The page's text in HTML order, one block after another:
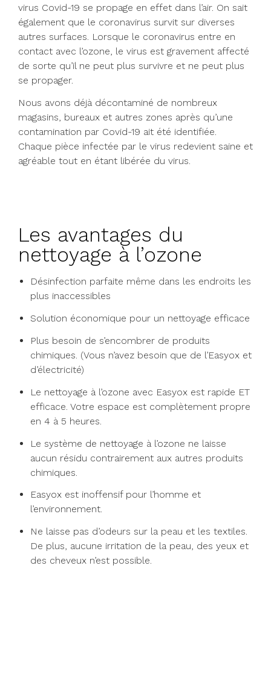
virus Covid-19 se propage en effet dans l’air. On sait
également que le coronavirus survit sur diverses
autres surfaces. Lorsque le coronavirus entre en
contact avec l’ozone, le virus est gravement affecté
de sorte qu’il ne peut plus survivre et ne peut plus
se propager.
Nous avons déjà décontaminé de nombreux
magasins, bureaux et autres zones après qu’une
contamination par Covid-19 ait été identifiée.
Chaque pièce infectée par le virus redevient saine et
agréable tout en étant libérée du virus.
Les avantages du
nettoyage à l’ozone
Désinfection parfaite même dans les endroits les
plus inaccessibles
Solution économique pour un nettoyage efficace
Plus besoin de s’encombrer de produits
chimiques. (Vous n’avez besoin que de l’Easyox et
d’électricité)
Le nettoyage à l’ozone avec Easyox est rapide ET
efficace. Votre espace est complètement propre
en 4 à 5 heures.
Le système de nettoyage à l’ozone ne laisse
aucun résidu contrairement aux autres produits
chimiques.
Easyox est inoffensif pour l’homme et
l’environnement.
Ne laisse pas d’odeurs sur la peau et les textiles.
De plus, aucune irritation de la peau, des yeux et
des cheveux n’est possible.